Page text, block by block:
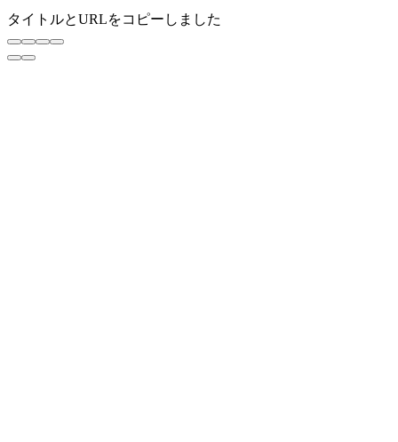
タイトルとURLをコピーしました